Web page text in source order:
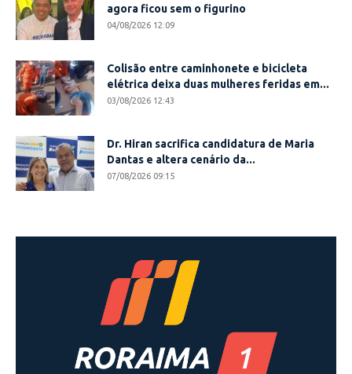
agora ficou sem o figurino
04/08/2026 12:09
Colisão entre caminhonete e bicicleta
elétrica deixa duas mulheres feridas em...
03/08/2026 12:43
Dr. Hiran sacrifica candidatura de Maria
Dantas e altera cenário da...
07/08/2026 09:15